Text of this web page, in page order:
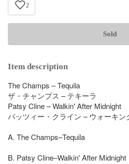
2
Sold
Item description
The Champs – Tequila
ザ・チャンプス – テキーラ
Patsy Cline – Walkin' After Midnight
パッツィー・クライン – ウォーキン
A. The Champs–Tequila
B. Patsy Cline–Walkin' After Midnight